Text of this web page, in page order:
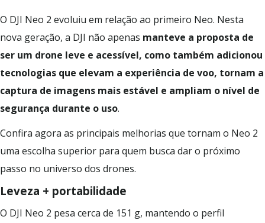
O DJI Neo 2 evoluiu em relação ao primeiro Neo. Nesta
nova geração, a DJI não apenas manteve a proposta de
ser um drone leve e acessível, como também adicionou
tecnologias que elevam a experiência de voo, tornam a
captura de imagens mais estável e ampliam o nível de
segurança durante o uso.
Confira agora as principais melhorias que tornam o Neo 2
uma escolha superior para quem busca dar o próximo
passo no universo dos drones.
Leveza + portabilidade
O DJI Neo 2 pesa cerca de 151 g, mantendo o perfil